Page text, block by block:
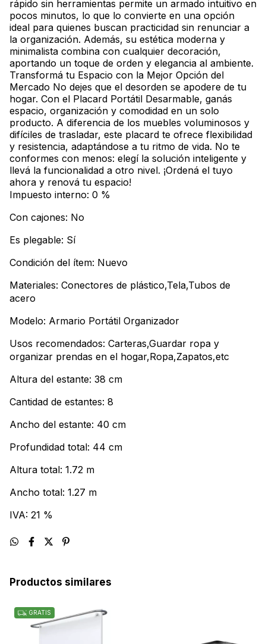
rápido sin herramientas permite un armado intuitivo en
pocos minutos, lo que lo convierte en una opción
ideal para quienes buscan practicidad sin renunciar a
la organización. Además, su estética moderna y
minimalista combina con cualquier decoración,
aportando un toque de orden y elegancia al ambiente.
Transformá tu Espacio con la Mejor Opción del
Mercado No dejes que el desorden se apodere de tu
hogar. Con el Placard Portátil Desarmable, ganás
espacio, organización y comodidad en un solo
producto. A diferencia de los muebles voluminosos y
difíciles de trasladar, este placard te ofrece flexibilidad
y resistencia, adaptándose a tu ritmo de vida. No te
conformes con menos: elegí la solución inteligente y
llevá la funcionalidad a otro nivel. ¡Ordená el tuyo
ahora y renová tu espacio!
Impuesto interno: 0 %
Con cajones: No
Es plegable: Sí
Condición del ítem: Nuevo
Materiales: Conectores de plástico,Tela,Tubos de
acero
Modelo: Armario Portátil Organizador
Usos recomendados: Carteras,Guardar ropa y
organizar prendas en el hogar,Ropa,Zapatos,etc
Altura del estante: 38 cm
Cantidad de estantes: 8
Ancho del estante: 40 cm
Profundidad total: 44 cm
Altura total: 1.72 m
Ancho total: 1.27 m
IVA: 21 %
Productos similares
GRATIS